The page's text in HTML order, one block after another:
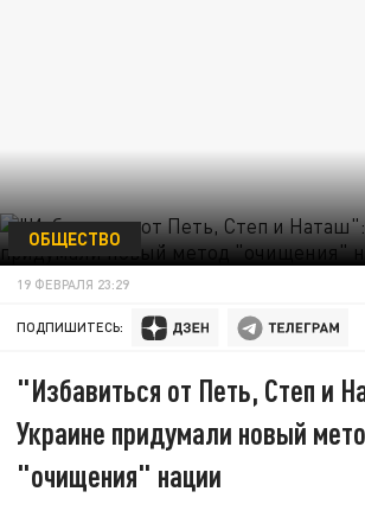
ОБЩЕСТВО
19 ФЕВРАЛЯ 23:29
ПОДПИШИТЕСЬ:
"Избавиться от Петь, Степ и
Украине придумали новый
"очищения" нации